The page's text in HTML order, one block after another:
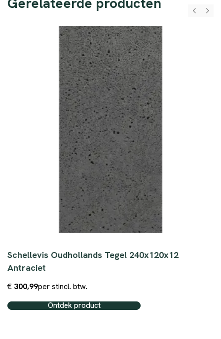
Schellevis Oudhollands Tegel 240x120x12
Antraciet
€ 300,99per stincl. btw.
Ontdek product